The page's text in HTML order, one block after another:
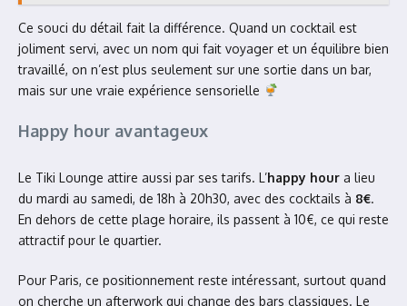
Ce souci du détail fait la différence. Quand un cocktail est
joliment servi, avec un nom qui fait voyager et un équilibre bien
travaillé, on n’est plus seulement sur une sortie dans un bar,
mais sur une vraie expérience sensorielle
Happy hour avantageux
Le Tiki Lounge attire aussi par ses tarifs. L’happy hour a lieu
du mardi au samedi, de 18h à 20h30, avec des cocktails à 8€.
En dehors de cette plage horaire, ils passent à 10€, ce qui reste
attractif pour le quartier.
Pour Paris, ce positionnement reste intéressant, surtout quand
on cherche un afterwork qui change des bars classiques. Le